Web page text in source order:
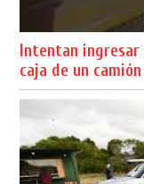
Intentan
caja de un camión